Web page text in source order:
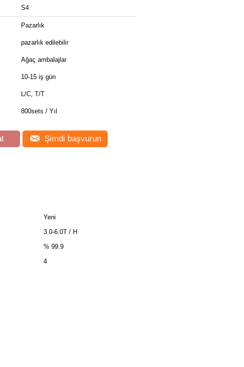
S4
Pazarlık
pazarlık edilebilir
Ağaç ambalajlar
10-15 iş gün
L/C, T/T
800sets / Yıl
Şimdi başvurun
Yeni
3.0-6.0T / H
% 99.9
4